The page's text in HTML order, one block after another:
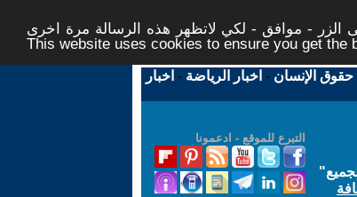
الزر - موافق - لكي لاتظهر هذه الرسالة مرة اخرى -
This website uses cookies to ensure you get the
حقوق الإنسان - اخبار الرياضة - اخبار
التبرع للموقع - ادعمونا
"